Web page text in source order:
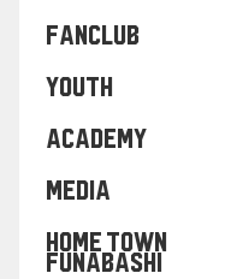
FANCLUB
YOUTH
ACADEMY
MEDIA
HOME TOWN
FUNABASHI